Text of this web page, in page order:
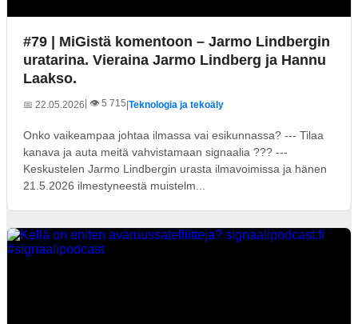
#79 | MiGistä komentoon – Jarmo Lindbergin
uratarina. Vieraina Jarmo Lindberg ja Hannu
Laakso.
📅 22.05.2026 | 👁️ 5 715|Teknologia ja tekoäly
Onko vaikeampaa johtaa ilmassa vai esikunnassa? --- Tilaa
kanava ja auta meitä vahvistamaan signaalia ??? ---
Keskustelen Jarmo Lindbergin urasta ilmavoimissa ja hänen
21.5.2026 ilmestyneestä muistelm...